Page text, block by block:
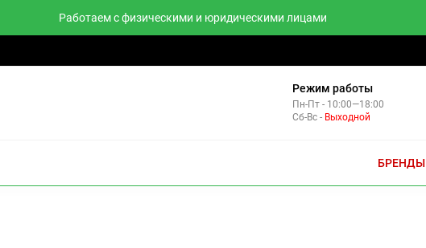
Работаем с физическими и юридическими лицами
Режим работы
Пн-Пт - 10:00—18:00
Сб-Вс - Выходной
БРЕНДЫ